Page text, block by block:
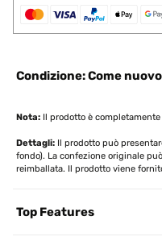
Condizione: Come
Nota: Il prodotto è
Dettagli: Il prodotto può
fondo). La confezione originale
reimballata. Il prodotto viene
Top Features